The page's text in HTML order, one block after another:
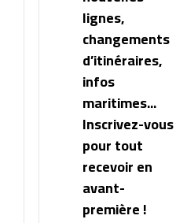
lignes,
changements
d’itinéraires,
infos
maritimes...
Inscrivez-vous
pour tout
recevoir en
avant-
première !